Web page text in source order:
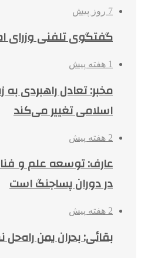
7 روز پیش
گفتگوی تلفنی وزرای
1 هفته پیش
مخبر: تعادل راهبردی
اسلامی تغییر می‌کند
2 هفته پیش
عارف: توسعه علم و
در دوران پساجنگ است
2 هفته پیش
بقائی: بحران یمن راه‌حل